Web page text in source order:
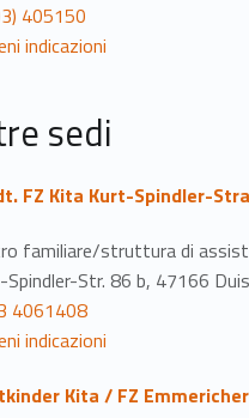
405150
indicazioni
sedi
FZ Kita Kurt-Spindler-
familiare/struttura di
Str. 86 b, 47166
4061408
indicazioni
Kita / FZ